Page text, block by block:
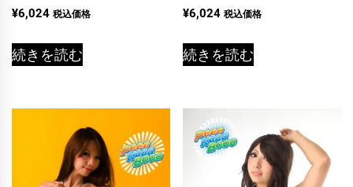
¥6,024 税込価格
続きを読む
¥6,024 税込価格
続きを読む